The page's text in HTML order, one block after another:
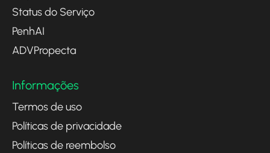
Status do Serviço
PenhAI
ADVPropecta
Informações
Termos de uso
Políticas de privacidade
Políticas de reembolso